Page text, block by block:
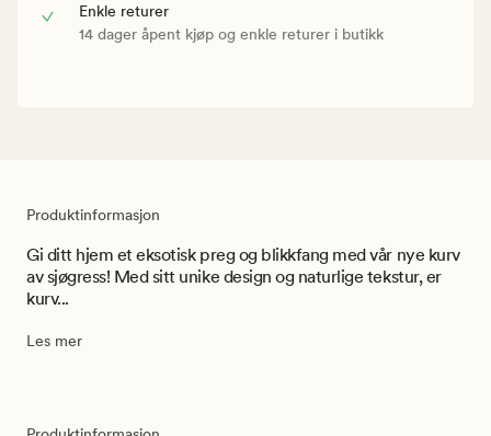
Enkle returer
14 dager åpent kjøp og enkle returer i butikk
Produktinformasjon
Gi ditt hjem et eksotisk preg og blikkfang med vår nye kurv
av sjøgress! Med sitt unike design og naturlige tekstur, er
kurv...
Les mer